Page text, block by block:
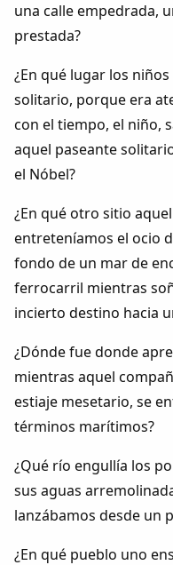
una calle empedrada,
prestada?
¿En qué lugar los
solitario, porque era
con el tiempo, el niño,
aquel paseante
el Nóbel?
¿En qué otro sitio
entreteníamos el ocio
fondo de un mar de
ferrocarril mientras
incierto destino hacia
¿Dónde fue donde
mientras aquel
estiaje mesetario, se
términos marítimos?
¿Qué río engullía los
sus aguas
lanzábamos desde un
¿En qué pueblo uno